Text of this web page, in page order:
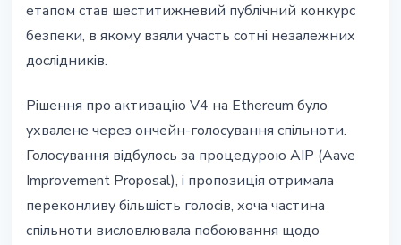
етапом став шеститижневий публічний конкурс
безпеки, в якому взяли участь сотні незалежних
дослідників.
Рішення про активацію V4 на Ethereum було
ухвалене через ончейн-голосування спільноти.
Голосування відбулось за процедурою AIP (Aave
Improvement Proposal), і пропозиція отримала
переконливу більшість голосів, хоча частина
спільноти висловлювала побоювання щодо